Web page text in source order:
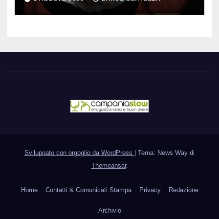
sfogliatella, in diretta da
Pintauro
Sviluppato con orgoglio da WordPress
Tema: News Way di
Themeansar.
Home Contatti & Comunicati Stampa Privacy Redazione
Archivio